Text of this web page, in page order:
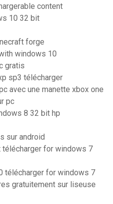
content
10 32 bit
forge
windows 10
gratis
sp3 télécharger
avec une manette xbox one
pc
8 32 bit hp
sur android
for windows 7
télécharger for windows 7
gratuitement sur liseuse